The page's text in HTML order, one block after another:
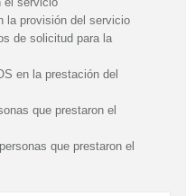
la provisión del servicio
de solicitud para la
en la prestación del
que prestaron el
que prestaron el